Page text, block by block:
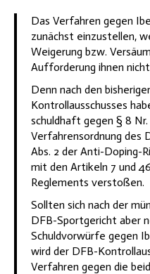
Das Verfahren gegen
zunächst einzustellen,
Weigerung bzw.
Aufforderung ihnen
Denn nach den
Kontrollausschusses
schuldhaft gegen § 8
Verfahrensordnung des
Abs. 2 der Anti-Doping-
mit den Artikeln 7 und
Reglements verstoßen.
Sollten sich nach der
DFB-Sportgericht aber
Schuldvorwürfe gegen
wird der DFB-
Verfahren gegen die